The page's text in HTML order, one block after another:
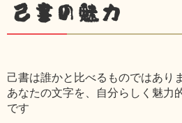
己書の魅力
己書は誰かと比べるものではあり
あなたの文字を、自分らしく魅力
です